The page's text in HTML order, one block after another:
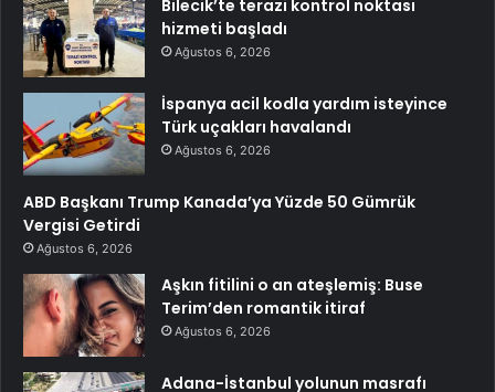
Bilecik’te terazi kontrol noktası
hizmeti başladı
Ağustos 6, 2026
İspanya acil kodla yardım isteyince
Türk uçakları havalandı
Ağustos 6, 2026
ABD Başkanı Trump Kanada’ya Yüzde 50 Gümrük
Vergisi Getirdi
Ağustos 6, 2026
Aşkın fitilini o an ateşlemiş: Buse
Terim’den romantik itiraf
Ağustos 6, 2026
Adana-İstanbul yolunun masrafı